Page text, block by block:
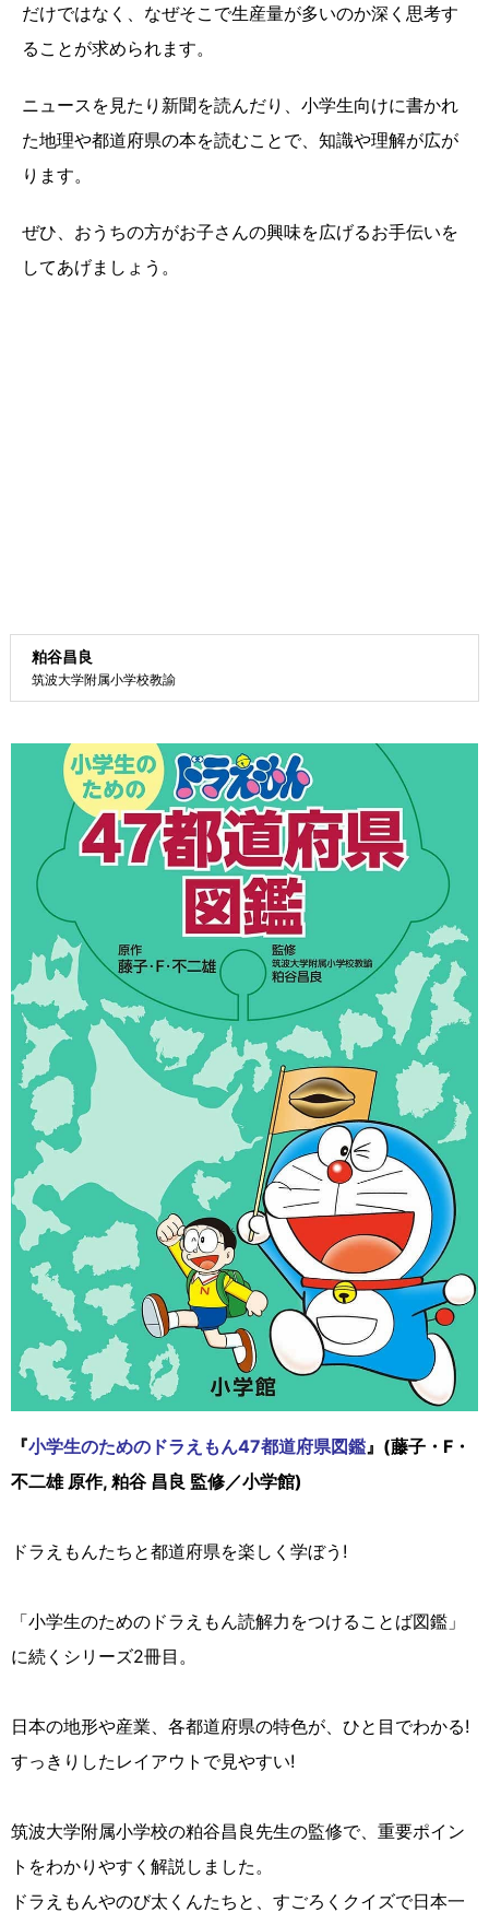
だけではなく、なぜそこで生産量が多いのか深く思考す
ることが求められます。
ニュースを見たり新聞を読んだり、小学生向けに書かれ
た地理や都道府県の本を読むことで、知識や理解が広が
ります。
ぜひ、おうちの方がお子さんの興味を広げるお手伝いを
してあげましょう。
粕谷昌良
筑波大学附属小学校教諭
『小学生のためのドラえもん47都道府県図鑑』(藤子・F・
不二雄 原作, 粕谷 昌良 監修／小学館)
ドラえもんたちと都道府県を楽しく学ぼう!
「小学生のためのドラえもん読解力をつけることば図鑑」
に続くシリーズ2冊目。
日本の地形や産業、各都道府県の特色が、ひと目でわかる!
すっきりしたレイアウトで見やすい!
筑波大学附属小学校の粕谷昌良先生の監修で、重要ポイン
トをわかりやすく解説しました。
ドラえもんやのび太くんたちと、すごろくクイズで日本一